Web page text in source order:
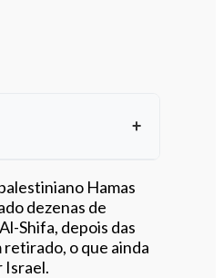
artigo
Hamas
dezenas de
Shifa, depois das
o que ainda
Israel.